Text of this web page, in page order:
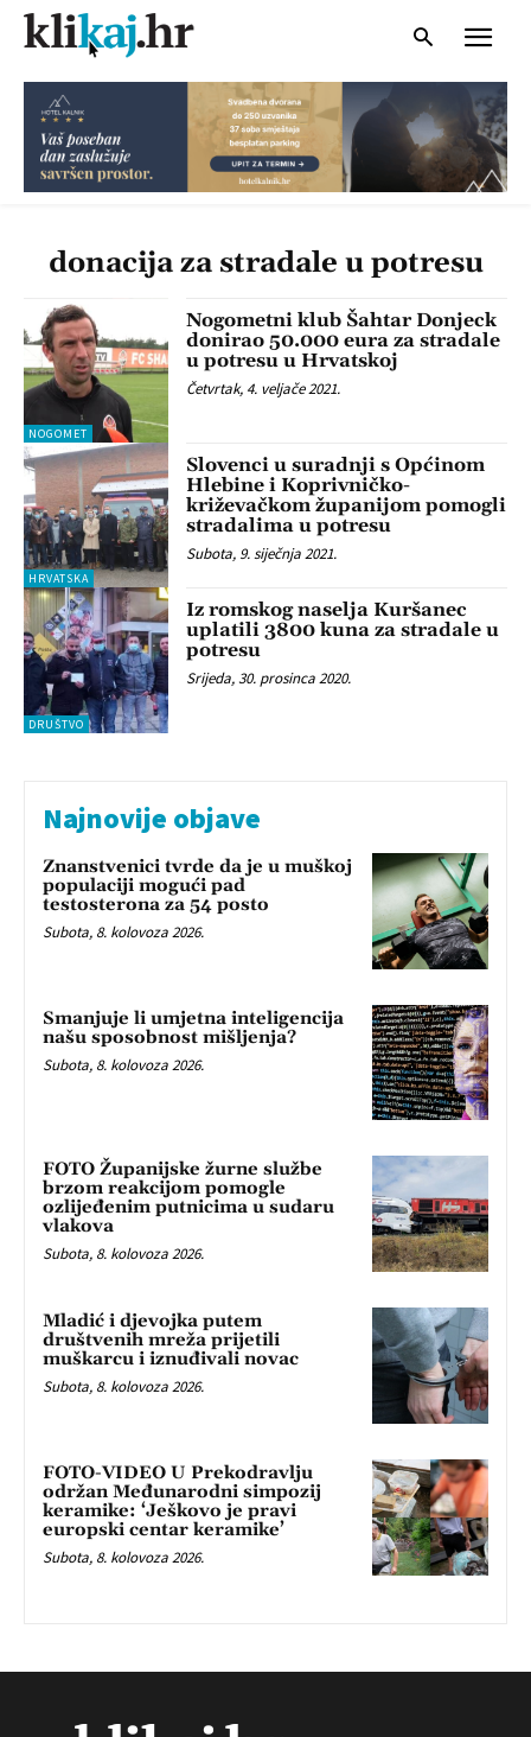
donacija za stradale u potresu
NOGOMET
Nogometni klub Šahtar Donjeck
donirao 50.000 eura za stradale
u potresu u Hrvatskoj
Četvrtak, 4. veljače 2021.
HRVATSKA
Slovenci u suradnji s Općinom
Hlebine i Koprivničko-
križevačkom županijom pomogli
stradalima u potresu
Subota, 9. siječnja 2021.
DRUŠTVO
Iz romskog naselja Kuršanec
uplatili 3800 kuna za stradale u
potresu
Srijeda, 30. prosinca 2020.
Najnovije objave
Znanstvenici tvrde da je u muškoj
populaciji mogući pad
testosterona za 54 posto
Subota, 8. kolovoza 2026.
Smanjuje li umjetna inteligencija
našu sposobnost mišljenja?
Subota, 8. kolovoza 2026.
FOTO Županijske žurne službe
brzom reakcijom pomogle
ozlijeđenim putnicima u sudaru
vlakova
Subota, 8. kolovoza 2026.
Mladić i djevojka putem
društvenih mreža prijetili
muškarcu i iznuđivali novac
Subota, 8. kolovoza 2026.
FOTO-VIDEO U Prekodravlju
održan Međunarodni simpozij
keramike: ‘Ješkovo je pravi
europski centar keramike’
Subota, 8. kolovoza 2026.